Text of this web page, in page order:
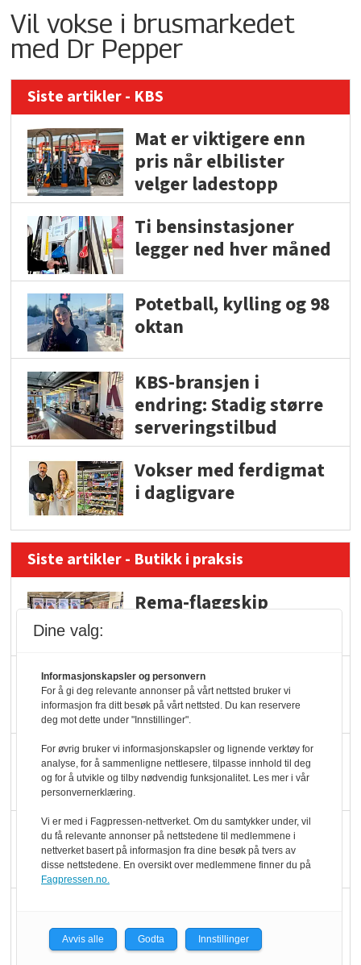
Vil vokse i brusmarkedet
med Dr Pepper
Siste artikler - KBS
Mat er viktigere enn
pris når elbilister
velger ladestopp
Ti bensinstasjoner
legger ned hver måned
Potetball, kylling og 98
oktan
KBS-bransjen i
endring: Stadig større
serveringstilbud
Vokser med ferdigmat
i dagligvare
Siste artikler - Butikk i praksis
Rema-flaggskip
Slik opprettholdes
ølsalget
Færre varer, men fulle
hyller
KI lager mat i butikken
Rema i 2025
Dine valg:
Informasjonskapsler og personvern
For å gi deg relevante annonser på vårt nettsted bruker vi
informasjon fra ditt besøk på vårt nettsted. Du kan reservere
deg mot dette under "Innstillinger".
For øvrig bruker vi informasjonskapsler og lignende verktøy for
analyse, for å sammenligne nettlesere, tilpasse innhold til deg
og for å utvikle og tilby nødvendig funksjonalitet. Les mer i vår
personvernerklæring.
Vi er med i Fagpressen-nettverket. Om du samtykker under, vil
du få relevante annonser på nettstedene til medlemmene i
nettverket basert på informasjon fra dine besøk på tvers av
disse nettstedene. En oversikt over medlemmene finner du på
Fagpressen.no.
Avvis alle Godta Innstillinger